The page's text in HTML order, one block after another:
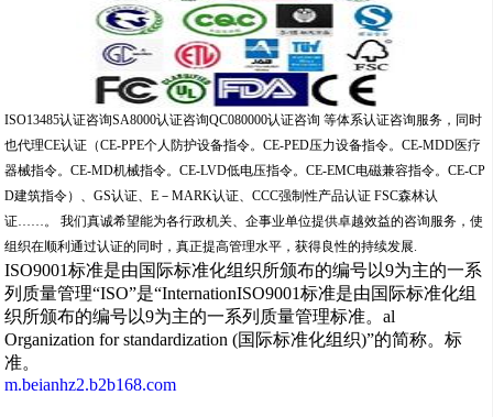
ISO13485认证咨询SA8000认证咨询QC080000认证咨询 等体系认证咨询服务，同时
也代理CE认证（CE-PPE个人防护设备指令。CE-PED压力设备指令。CE-MDD医疗
器械指令。CE-MD机械指令。CE-LVD低电压指令。CE-EMC电磁兼容指令。CE-CP
D建筑指令）、GS认证、E－MARK认证、CCC强制性产品认证 FSC森林认
证……。 我们真诚希望能为各行政机关、企事业单位提供卓越效益的咨询服务，使
组织在顺利通过认证的同时，真正提高管理水平，获得良性的持续发展.
ISO9001标准是由国际标准化组织所颁布的编号以9为主的一系
列质量管理“ISO”是“InternationISO9001标准是由国际标准化组
织所颁布的编号以9为主的一系列质量管理标准。al
Organization for standardization (国际标准化组织)”的简称。标
准。
m.beianhz2.b2b168.com